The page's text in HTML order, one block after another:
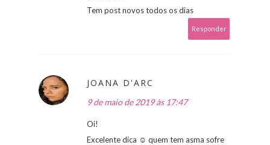
Tem post novos todos os dias
Responder
JOANA D'ARC
9 de maio de 2019 às 17:47
Oi!
Excelente dica ☺ quem tem asma sofre